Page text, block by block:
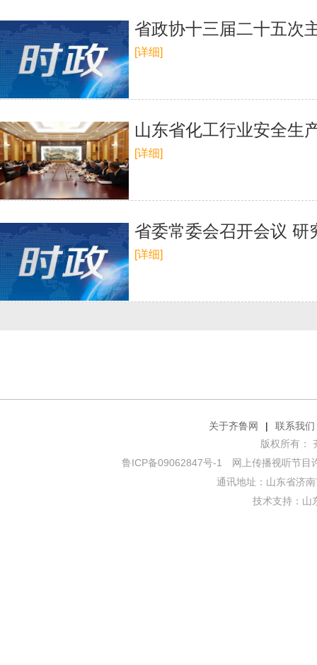
省政协十三届二十五次
[详细]
山东省化工行业安全生
[详细]
省委常委会召开会议 研
[详细]
关于齐鲁网 |
联系我们
版权所有：
鲁ICP备09062847号-1
网上传播视听节目
通讯地址：山东省济
技术支持： 山